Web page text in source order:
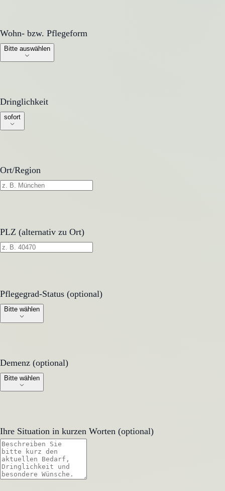
Wohn- bzw. Pflegeform
Wohn- bzw. Pflegeform
Bitte auswählen
Dringlichkeit
Dringlichkeit
sofort
Ort/Region
PLZ (alternativ zu Ort)
Pflegegrad-Status (optional)
Pflegegrad-Status (optional)
Bitte wählen
Demenz (optional)
Demenz (optional)
Bitte wählen
Ihre Situation in kurzen Worten (optional)